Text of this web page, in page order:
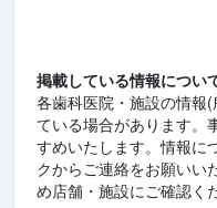
掲載している情報につい
各歯科医院・施設の情報
ている場合があります。
すめいたします。情報に
クからご連絡をお願いい
め店舗・施設にご確認く